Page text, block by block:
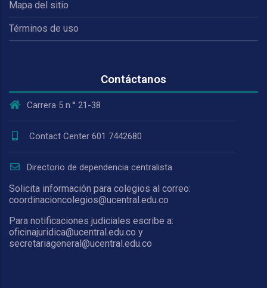
Mapa del sitio
Términos de uso
Contáctanos
Carrera 5 n.° 21-38
Contact Center 601 7442680
Directorio de dependencia centralista
Solicita información para colegios al correo:
coordinacioncolegios@ucentral.edu.co
Para notificaciones judiciales escribe a:
oficinajuridica@ucentral.edu.co y
secretariageneral@ucentral.edu.co